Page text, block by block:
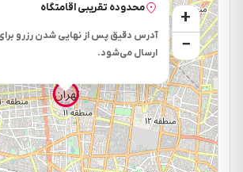
محدوده تقریبی اقامتگاه
آدرس دقیق پس از نهایی شدن رزرو
ارسال می‌شود.
+
−